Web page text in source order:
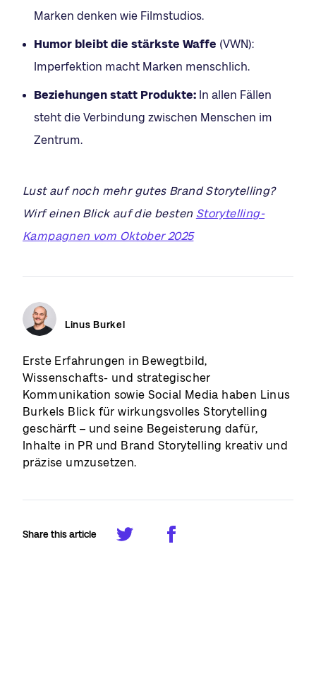
Marken denken wie Filmstudios.
Humor bleibt die stärkste Waffe (VWN):
Imperfektion macht Marken menschlich.
Beziehungen statt Produkte: In allen Fällen
steht die Verbindung zwischen Menschen im
Zentrum.
Lust auf noch mehr gutes Brand Storytelling?
Wirf einen Blick auf die besten Storytelling-
Kampagnen vom Oktober 2025
Linus Burkel
Erste Erfahrungen in Bewegtbild,
Wissenschafts- und strategischer
Kommunikation sowie Social Media haben Linus
Burkels Blick für wirkungsvolles Storytelling
geschärft – und seine Begeisterung dafür,
Inhalte in PR und Brand Storytelling kreativ und
präzise umzusetzen.
Share this article